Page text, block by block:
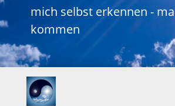
mich selbst erkennen -
kommen